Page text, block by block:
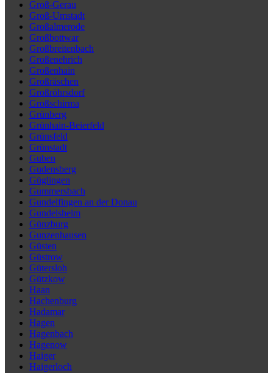
Groß-Gerau
Groß-Umstadt
Großalmerode
Großbottwar
Großbreitenbach
Großenehrich
Großenhain
Großräschen
Großröhrsdorf
Großschirma
Grünberg
Grünhain-Beierfeld
Grünsfeld
Grünstadt
Guben
Gudensberg
Güglingen
Gummersbach
Gundelfingen an der Donau
Gundelsheim
Günzburg
Gunzenhausen
Güsten
Güstrow
Gütersloh
Gützkow
Haan
Hachenburg
Hadamar
Hagen
Hagenbach
Hagenow
Haiger
Haigerloch